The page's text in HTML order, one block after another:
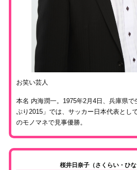
お笑い芸人
本名 内海潤一。1975年2月4日、兵庫県で
ぷり2015」では、サッカー日本代表とし
のモノマネで見事優勝。
桜井日奈子（さくらい・ひ